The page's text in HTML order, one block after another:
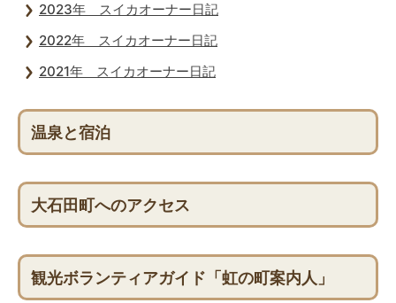
2023年 スイカオーナー日記
2022年 スイカオーナー日記
2021年 スイカオーナー日記
温泉と宿泊
大石田町へのアクセス
観光ボランティアガイド「虹の町案内人」